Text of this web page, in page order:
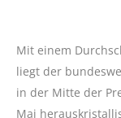
Mit einem
liegt der
in der Mitte der
Mai